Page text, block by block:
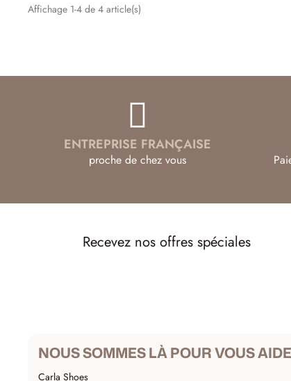
Affichage 1-4 de 4 article(s)
ENTREPRISE FRANÇAISE
proche de chez vous
Recevez nos offres spéciales
NOUS SOMMES LÀ POUR VOUS
Carla Shoes